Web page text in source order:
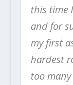
this time
and for
my first
hardest
too